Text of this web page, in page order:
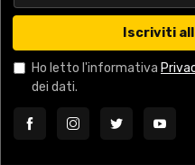
Iscriviti
Ho letto l'informativa
dei dati.